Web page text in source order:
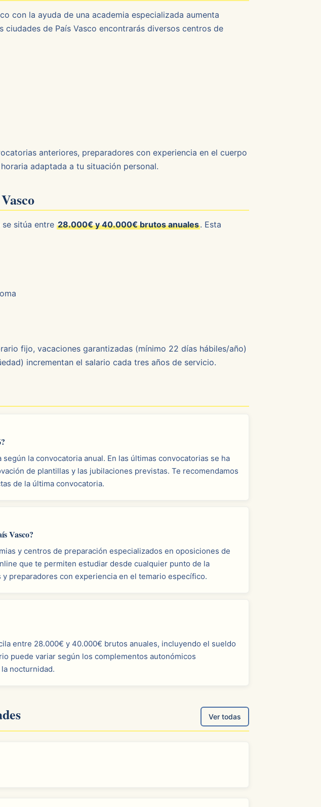
con la ayuda de una academia especializada aumenta
de País Vasco encontrarás diversos centros de
anteriores, preparadores con experiencia en el cuerpo
adaptada a tu situación personal.
se sitúa entre 28.000€ y 40.000€ brutos anuales. Esta
fijo, vacaciones garantizadas (mínimo 22 días hábiles/año)
incrementan el salario cada tres años de servicio.
la convocatoria anual. En las últimas convocatorias se ha
de plantillas y las jubilaciones previstas. Te recomendamos
de la última convocatoria.
Vasco?
y centros de preparación especializados en oposiciones de
que te permiten estudiar desde cualquier punto de la
preparadores con experiencia en el temario específico.
entre 28.000€ y 40.000€ brutos anuales, incluyendo el sueldo
puede variar según los complementos autonómicos
nocturnidad.
Ver todas